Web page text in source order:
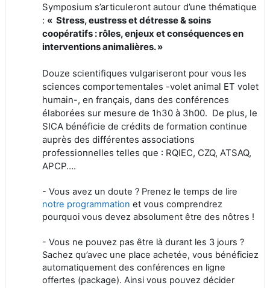
Symposium s’articuleront autour d’une thématique
: « Stress, eustress et détresse & soins
coopératifs : rôles, enjeux et conséquences en
interventions animalières. »
Douze scientifiques vulgariseront pour vous les
sciences comportementales -volet animal ET volet
humain-, en français, dans des conférences
élaborées sur mesure de 1h30 à 3h00. De plus, le
SICA bénéficie de crédits de formation continue
auprès des différentes associations
professionnelles telles que : RQIEC, CZQ, ATSAQ,
APCP….
- Vous avez un doute ? Prenez le temps de lire
notre programmation et vous comprendrez
pourquoi vous devez absolument être des nôtres !
- Vous ne pouvez pas être là durant les 3 jours ?
Sachez qu’avec une place achetée, vous bénéficiez
automatiquement des conférences en ligne
offertes (package). Ainsi vous pouvez décider